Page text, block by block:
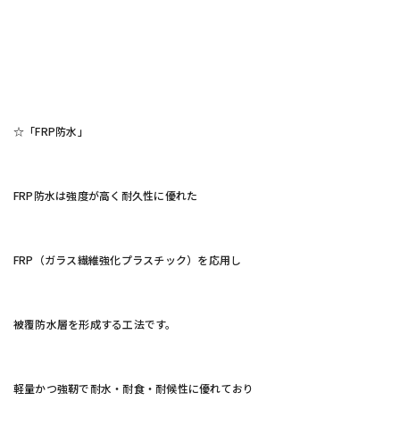
☆「FRP防水」
FRP防水は強度が高く耐久性に優れた
FRP（ガラス繊維強化プラスチック）を応用し
被覆防水層を形成する工法です。
軽量かつ強靭で耐水・耐食・耐候性に優れており